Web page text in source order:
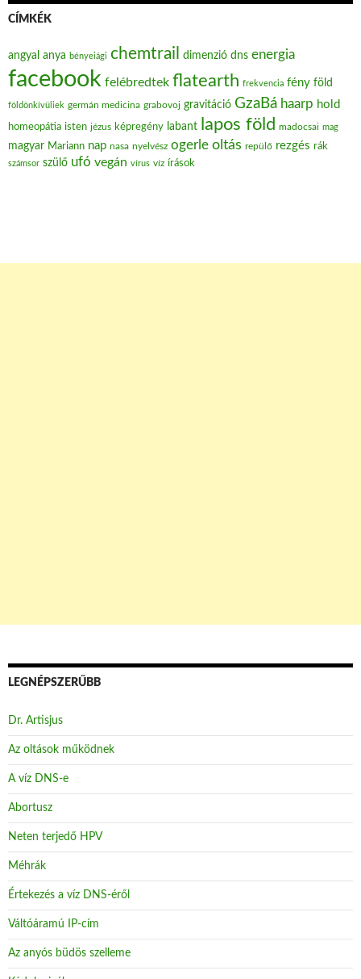
CÍMKÉK
angyal anya bényeiági chemtrail dimenzió dns energia
facebook felébredtek flatearth frekvencia fény föld
földönkívüliek germán medicina grabovoj gravitáció GzaBá haarp hold
homeopátia isten jézus képregény labant lapos föld madocsai mag
magyar Mariann nap nasa nyelvész ogerle oltás repülő rezgés rák
számsor szülő ufó vegán vírus víz írások
LEGNÉPSZERŰBB
Dr. Artisjus
Az oltások működnek
A víz DNS-e
Abortusz
Neten terjedő HPV
Méhrák
Értekezés a víz DNS-éről
Váltóáramú IP-cím
Az anyós büdös szelleme